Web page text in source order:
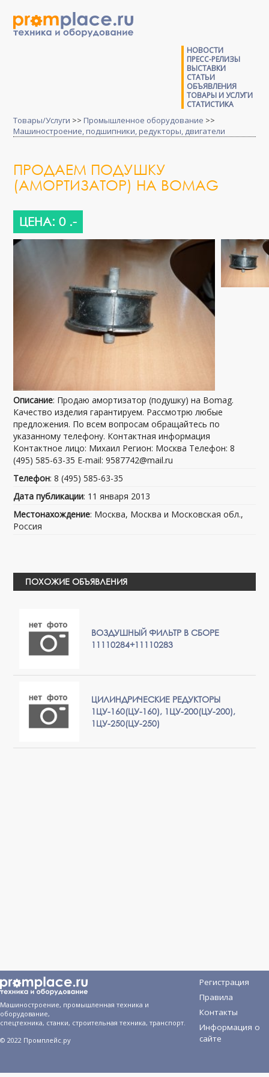
НОВОСТИ
ПРЕСС-РЕЛИЗЫ
ВЫСТАВКИ
СТАТЬИ
ОБЪЯВЛЕНИЯ
ТОВАРЫ И УСЛУГИ
СТАТИСТИКА
Товары/Услуги >> Промышленное оборудование >>
Машиностроение, подшипники, редукторы, двигатели
ПРОДАЕМ ПОДУШКУ
(АМОРТИЗАТОР) НА BOMAG
ЦЕНА: 0 .-
Описание: Продаю амортизатор (подушку) на Bomag.
Качество изделия гарантируем. Рассмотрю любые
предложения. По всем вопросам обращайтесь по
указанному телефону. Контактная информация
Контактное лицо: Михаил Регион: Москва Телефон: 8
(495) 585-63-35 E-mail: 9587742@mail.ru
Телефон: 8 (495) 585-63-35
Дата публикации: 11 января 2013
Местонахождение: Москва, Москва и Московская обл.,
Россия
ПОХОЖИЕ ОБЪЯВЛЕНИЯ
ВОЗДУШНЫЙ ФИЛЬТР В СБОРЕ
11110284+11110283
ЦИЛИНДРИЧЕСКИЕ РЕДУКТОРЫ
1ЦУ-160(ЦУ-160), 1ЦУ-200(ЦУ-200),
1ЦУ-250(ЦУ-250)
Машиностроение, промышленная техника и
оборудование,
спецтехника, станки, строительная техника, транспорт.
© 2022 Промплейс.ру
Регистрация
Правила
Контакты
Информация о
сайте